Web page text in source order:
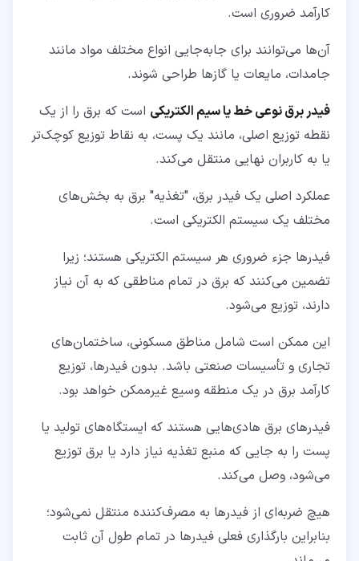
کارآمد ضروری است.
آن‌ها می‌توانند برای جابه‌جایی انواع مختلف مواد مانند
جامدات، مایعات یا گازها طراحی شوند.
فیدر برق نوعی خط یا سیم الکتریکی است که برق را از یک
نقطه توزیع اصلی، مانند یک پست، به نقاط توزیع کوچک‌تر
یا به کاربران نهایی منتقل می‌کند.
عملکرد اصلی یک فیدر برق، "تغذیه" برق به بخش‌های
مختلف یک سیستم الکتریکی است.
فیدرها جزء ضروری هر سیستم الکتریکی هستند؛ زیرا
تضمین می‌کنند که برق در تمام مناطقی که به آن نیاز
دارند، توزیع می‌شود.
این ممکن است شامل مناطق مسکونی، ساختمان‌های
تجاری و تأسیسات صنعتی باشد. بدون فیدرها، توزیع
کارآمد برق در یک منطقه وسیع غیرممکن خواهد بود.
فیدرهای برق هادی‌هایی هستند که ایستگاه‌های تولید یا
پست را به جایی که منبع تغذیه نیاز دارد یا برق توزیع
می‌شود، وصل می‌کند.
هیچ ضربه‌ای از فیدرها به مصرف‌کننده منتقل نمی‌شود؛
بنابراین بارگذاری فعلی فیدرها در تمام طول آن ثابت